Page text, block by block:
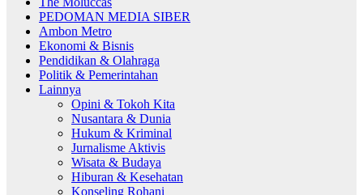
PEDOMAN MEDIA SIBER
Ambon Metro
Ekonomi & Bisnis
Pendidikan & Olahraga
Politik & Pemerintahan
Lainnya
Opini & Tokoh Kita
Nusantara & Dunia
Hukum & Kriminal
Jurnalisme Aktivis
Wisata & Budaya
Hiburan & Kesehatan
Konseling Rohani